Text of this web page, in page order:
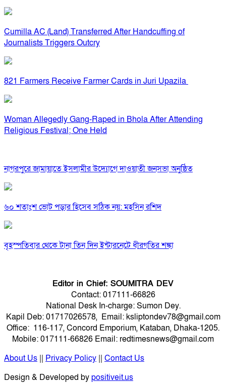
Cumilla AC (Land) Transferred After Handcuffing of
Journalists Triggers Outcry
821 Farmers Receive Farmer Cards in Juri Upazila
Woman Allegedly Gang-Raped in Bhola After Attending
Religious Festival; One Held
নাগরপুরে জামায়াতে ইসলামীর উদ্যোগে দাওয়াতী জনসভা অনুষ্ঠিত
৬০ শতাংশ ভোট পড়ার হিসেব সঠিক নয়: মহসিন রশিদ
বৃহস্পতিবার থেকে টানা তিন দিন ইন্টারনেটে ধীরগতির শঙ্কা
Editor in Chief: SOUMITRA DEV
Contact: 017111-66826
National Desk In-charge: Sumon Dey.
Kapil Deb: 01717026578, Email: ksliptondev78@gmail.com
Office: 116-117, Concord Emporium, Kataban, Dhaka-1205.
Mobile: 017111-66826 Email: redtimesnews@gmail.com
About Us || Privacy Policy || Contact Us
Design & Developed bypositiveit.us